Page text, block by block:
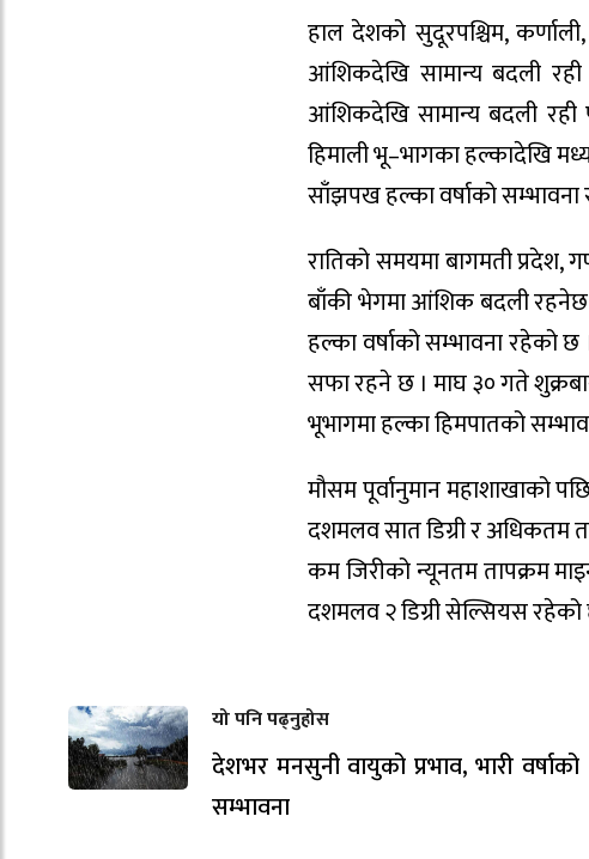
हाल देशको सुदूरपश्चिम,
आंशिकदेखि सामान्य बदली
आंशिकदेखि सामान्य बदली रही
हिमाली भू–भागका हल्कादेखि
साँझपख हल्का वर्षाको
रातिको समयमा बागमती प्रदेश,
बाँकी भेगमा आंशिक बदली रहनेछ
हल्का वर्षाको सम्भावना रहेको
सफा रहने छ । माघ ३० गते
भूभागमा हल्का हिमपातको
मौसम पूर्वानुमान महाशाखाको
दशमलव सात डिग्री र अधिकतम
कम जिरीको न्यूनतम तापक्रम
दशमलव २ डिग्री सेल्सियस रहेको
यो पनि पढ्नुहोस
देशभर मनसुनी वायुको प्रभाव, भारी वर्षाको
सम्भावना